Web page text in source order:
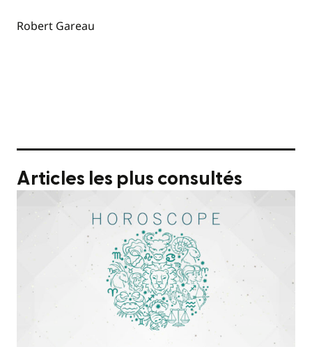
Robert Gareau
Articles les plus consultés